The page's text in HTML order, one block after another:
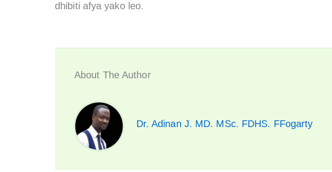
dhibiti afya yako leo.
About The Author
Dr. Adinan J. MD. MSc. FDHS. FFogarty